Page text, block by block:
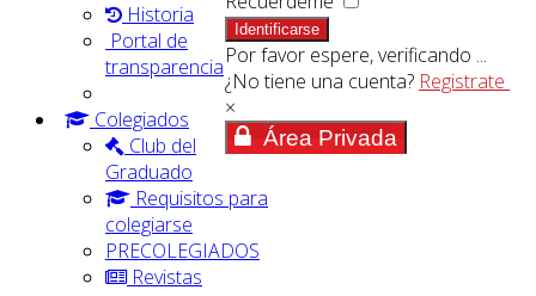
Identificarse
Por favor espere, verificando ...
¿No tiene una cuenta? Registrate
×
Área Privada
Historia
Portal de
transparencia
Colegiados
Club del
Graduado
Requisitos para
colegiarse
PRECOLEGIADOS
Revistas